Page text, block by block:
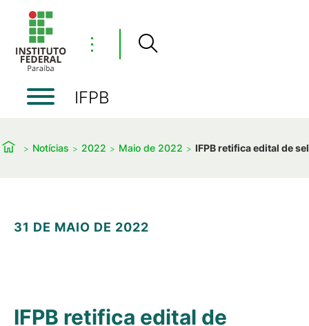
⋮
IFPB
Notícias 2022 Maio de 2022 IFPB retifica edital de
31 DE MAIO DE 2022
IFPB retifica edital de